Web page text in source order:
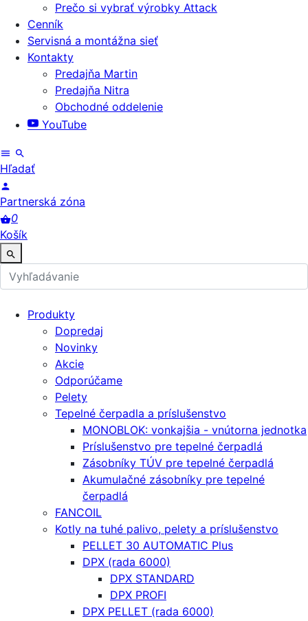
Prečo si vybrať výrobky Attack
Cenník
Servisná a montážna sieť
Kontakty
Predajňa Martin
Predajňa Nitra
Obchodné oddelenie
YouTube
Hľadať
Partnerská zóna
0
Košík
Produkty
Dopredaj
Novinky
Akcie
Odporúčame
Pelety
Tepelné čerpadla a príslušenstvo
MONOBLOK: vonkajšia - vnútorna jednotka
Príslušenstvo pre tepelné čerpadlá
Zásobníky TÚV pre tepelné čerpadlá
Akumulačné zásobníky pre tepelné
čerpadlá
FANCOIL
Kotly na tuhé palivo, pelety a príslušenstvo
PELLET 30 AUTOMATIC Plus
DPX (rada 6000)
DPX STANDARD
DPX PROFI
DPX PELLET (rada 6000)